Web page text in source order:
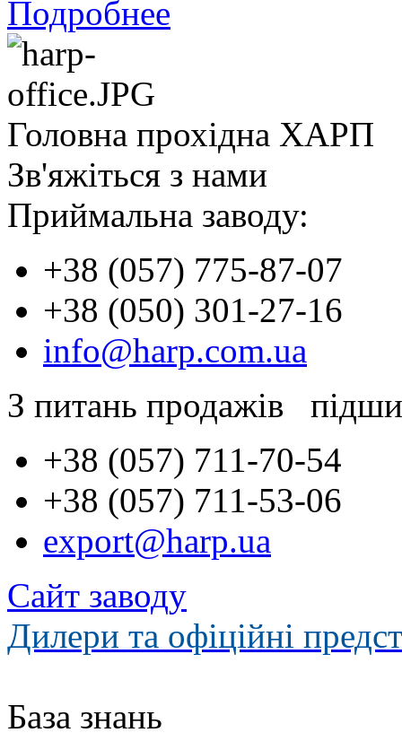
Подробнее
Головна прохідна ХАРП
Зв'яжіться з нами
Приймальна заводу:
+38 (057) 775-87-07
+38 (050) 301-27-16
info@harp.com.ua
З питань продажів
+38 (057) 711-70-54
+38 (057) 711-53-06
export@harp.ua
Сайт заводу
Дилери та офіційні
База знань